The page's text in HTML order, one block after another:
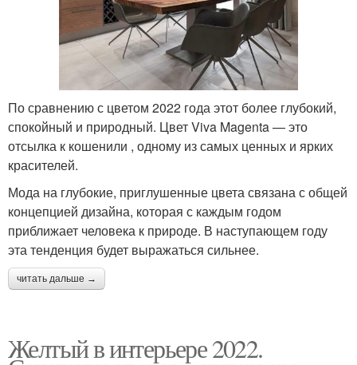
По сравнению с цветом 2022 года этот более глубокий,
спокойный и природный. Цвет Viva Magenta — это
отсылка к кошенили , одному из самых ценных и ярких
красителей.
Мода на глубокие, приглушенные цвета связана с общей
концепцией дизайна, которая с каждым годом
приближает человека к природе. В наступающем году
эта тенденция будет выражаться сильнее.
читать дальше →
Желтый в интерьере 2022.